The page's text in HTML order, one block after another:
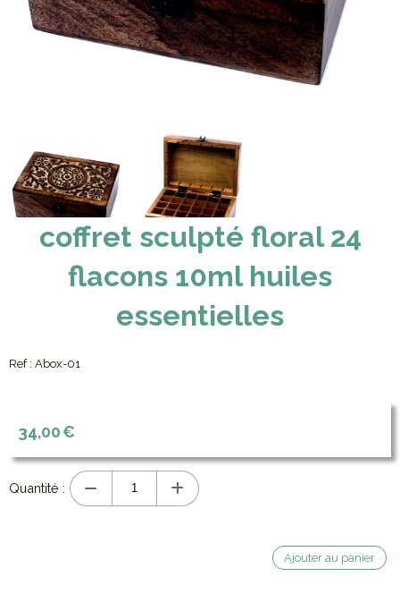
coffret sculpté floral 24
flacons 10ml huiles
essentielles
Ref : Abox-01
34,00€
Quantité :
Ajouter au panier